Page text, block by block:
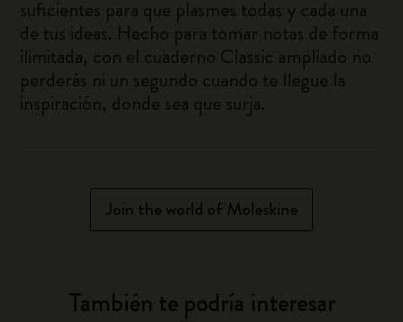
suficientes para que plasmes todas y cada una
de tus ideas. Hecho para tomar notas de forma
ilimitada, con el cuaderno Classic ampliado no
perderás ni un segundo cuando te llegue la
inspiración, donde sea que surja.
Join the world of Moleskine
También te podría interesar